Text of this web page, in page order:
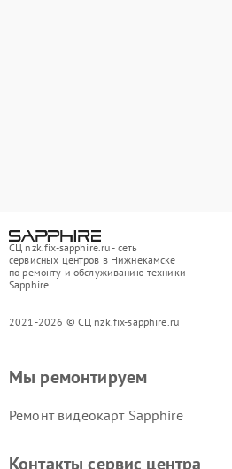
СЦ nzk.fix-sapphire.ru - сеть
сервисных центров в Нижнекамске
по ремонту и обслуживанию техники
Sapphire
2021-2026 © СЦ nzk.fix-sapphire.ru
Мы ремонтируем
Ремонт видеокарт Sapphire
Контакты сервис центра